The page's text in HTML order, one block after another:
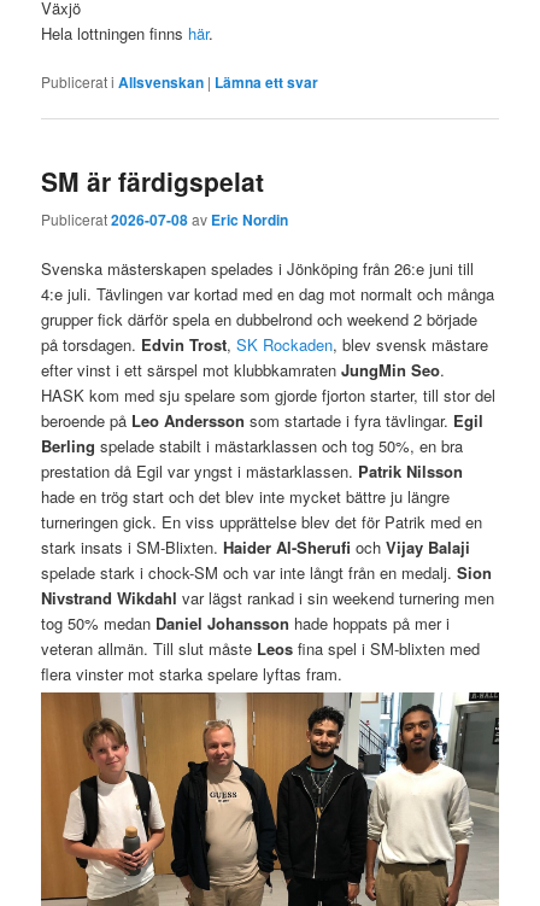
Växjö
Hela lottningen finns här.
Publicerat i Allsvenskan | Lämna ett svar
SM är färdigspelat
Publicerat2026-07-08av Eric Nordin
Svenska mästerskapen spelades i Jönköping från 26:e juni till
4:e juli. Tävlingen var kortad med en dag mot normalt och många
grupper fick därför spela en dubbelrond och weekend 2 började
på torsdagen. Edvin Trost,SK Rockaden, blev svensk mästare
efter vinst i ett särspel mot klubbkamratenJungMin Seo.
HASK kom med sju spelare som gjorde fjorton starter, till stor del
beroende på Leo Andersson som startade i fyra tävlingar. Egil
Berling spelade stabilt i mästarklassen och tog 50%, en bra
prestation då Egil var yngst i mästarklassen. Patrik Nilsson
hade en trög start och det blev inte mycket bättre ju längre
turneringen gick. En viss upprättelse blev det för Patrik med en
stark insats i SM-Blixten.Haider Al-Sherufi ochVijay Balaji
spelade stark i chock-SM och var inte långt från en medalj.Sion
Nivstrand Wikdahl var lägst rankad i sin weekend turnering men
tog 50% medan Daniel Johansson hade hoppats på mer i
veteran allmän. Till slut måste Leos fina spel i SM-blixten med
flera vinster mot starka spelare lyftas fram.